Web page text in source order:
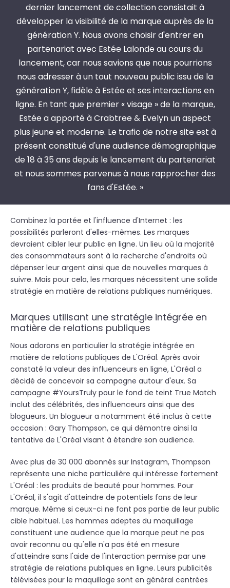
dernier lancement de collection consistait à
développer la visibilité de la marque auprès de la
génération Y. Nous avons choisir d'entrer en
partenariat avec Estée Lalonde au cours du
lancement, car nous savions que nous pourrions
nous adresser à un tout nouveau public issu de la
génération Y, fidèle à Estée et ses interactions en
ligne. En tant que premier « visage » de la marque,
Estée a apporté à Crabtree & Evelyn un aspect
plus jeune et moderne. Le trafic de notre site est à
présent constitué d'une audience démographique
de 18 à 35 ans depuis le lancement du partenariat
et nous sommes parvenus à nous rapprocher des
fans d'Estée. »
Combinez la portée et l'influence d'Internet : les
possibilités parleront d'elles-mêmes. Les marques
devraient cibler leur public en ligne. Un lieu où la majorité
des consommateurs sont à la recherche d'endroits où
dépenser leur argent ainsi que de nouvelles marques à
suivre. Mais pour cela, les marques nécessitent une solide
stratégie en matière de relations publiques numériques.
Marques utilisant une stratégie intégrée en
matière de relations publiques
Nous adorons en particulier la stratégie intégrée en
matière de relations publiques de L'Oréal. Après avoir
constaté la valeur des influenceurs en ligne, L'Oréal a
décidé de concevoir sa campagne autour d'eux. Sa
campagne #YoursTruly pour le fond de teint True Match
inclut des célébrités, des influenceurs ainsi que des
blogueurs. Un blogueur a notamment été inclus à cette
occasion : Gary Thompson, ce qui démontre ainsi la
tentative de L'Oréal visant à étendre son audience.
Avec plus de 30 000 abonnés sur Instagram, Thompson
représente une niche particulière qui intéresse fortement
L'Oréal : les produits de beauté pour hommes. Pour
L'Oréal, il s'agit d'atteindre de potentiels fans de leur
marque. Même si ceux-ci ne font pas partie de leur public
cible habituel. Les hommes adeptes du maquillage
constituent une audience que la marque peut ne pas
avoir reconnu ou qu'elle n'a pas été en mesure
d'atteindre sans l'aide de l'interaction permise par une
stratégie de relations publiques en ligne. Leurs publicités
télévisées pour le maquillage sont en général centrées